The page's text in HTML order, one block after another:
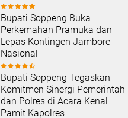
Bupati Soppeng Buka
Perkemahan Pramuka dan
Lepas Kontingen Jambore
Nasional
Bupati Soppeng Tegaskan
Komitmen Sinergi Pemerintah
dan Polres di Acara Kenal
Pamit Kapolres